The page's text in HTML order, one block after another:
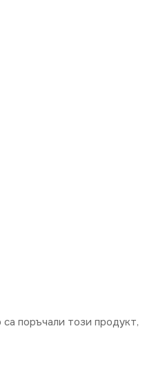
поръчали този продукт,